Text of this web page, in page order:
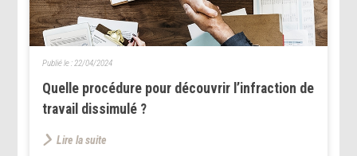
Quelle procédure pour découvrir l’infraction de
travail dissimulé ?
Publié le : 22/04/2024
Lire la suite